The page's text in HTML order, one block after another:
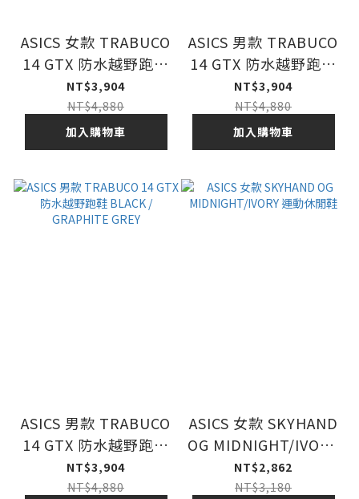
ASICS 女款 TRABUCO
14 GTX 防水越野跑鞋
BLACK/MORGANITE
NT$3,904
NT$4,880
加入購物車
ASICS 男款 TRABUCO
14 GTX 防水越野跑鞋
BLACK / MISTY PINE
NT$3,904
NT$4,880
加入購物車
ASICS 男款 TRABUCO
14 GTX 防水越野跑鞋
BLACK / GRAPHITE
GREY
NT$3,904
NT$4,880
ASICS 女款 SKYHAND
OG MIDNIGHT/IVORY
運動休閒鞋
NT$2,862
NT$3,180